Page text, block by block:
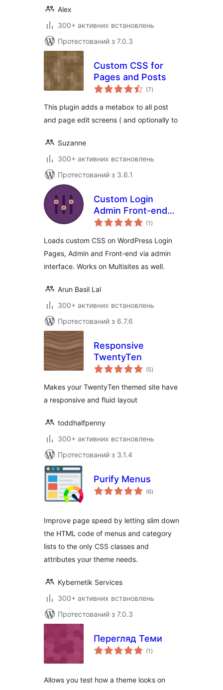
Alex
300+ активних встановлень
Протестований з 7.0.3
Custom CSS for
Pages and Posts
(7загальний
рейтинг
)
This plugin adds a metabox to all post
and page edit screens ( and optionally to
Suzanne
300+ активних встановлень
Протестований з 3.6.1
Custom Login
Admin Front-end
CSS
(1 загальний
рейтинг
)
Loads custom CSS on WordPress Login
Pages, Admin and Front-end via admin
interface. Works on Multisites as well.
Arun Basil Lal
300+ активних встановлень
Протестований з 6.7.6
Responsive
TwentyTen
(5загальний
рейтинг
)
Makes your TwentyTen themed site have
a responsive and fluid layout
toddhalfpenny
300+ активних встановлень
Протестований з 3.1.4
Purify Menus
(6загальний
рейтинг
)
Improve page speed by letting slim down
the HTML code of menus and category
lists to the only CSS classes and
attributes your theme needs.
Kybernetik Services
300+ активних встановлень
Протестований з 7.0.3
Перегляд Теми
(1 загальний
рейтинг
)
Allows you test how a theme looks on